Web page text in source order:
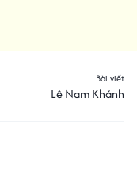
Bài viết
Lê Nam Khánh